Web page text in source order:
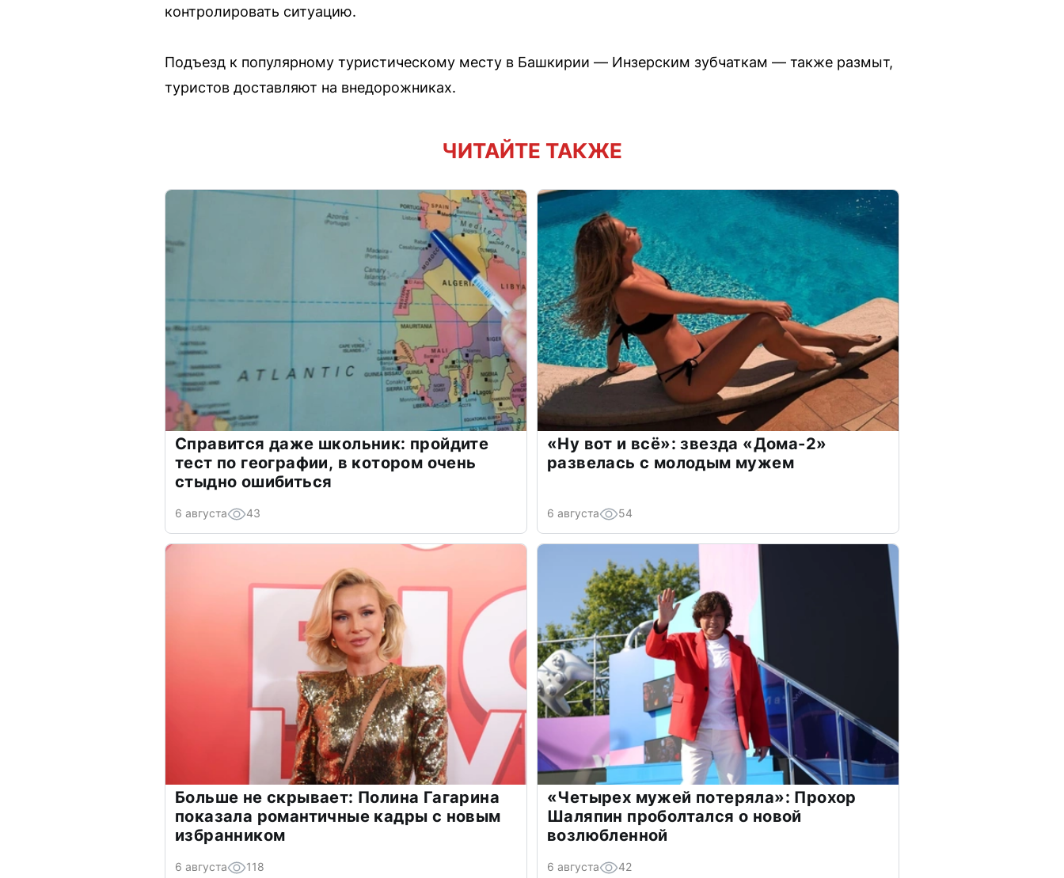
контролировать ситуацию.
Подъезд к популярному туристическому месту в Башкирии — Инзерским зубчаткам — также размыт,
туристов доставляют на внедорожниках.
ЧИТАЙТЕ ТАКЖЕ
Справится даже школьник: пройдите
тест по географии, в котором очень
стыдно ошибиться
6 августа 43
«Ну вот и всё»: звезда «Дома-2»
развелась с молодым мужем
6 августа 54
Больше не скрывает: Полина Гагарина
показала романтичные кадры с новым
избранником
6 августа 118
«Четырех мужей потеряла»: Прохор
Шаляпин проболтался о новой
возлюбленной
6 августа 42